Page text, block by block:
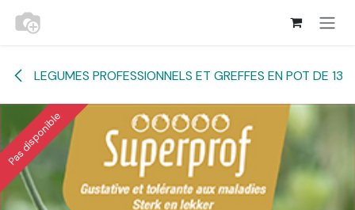
Se rendre au contenu
LEGUMES PROFESSIONNELS ET GREFFES EN POT DE 13
Pas disponible